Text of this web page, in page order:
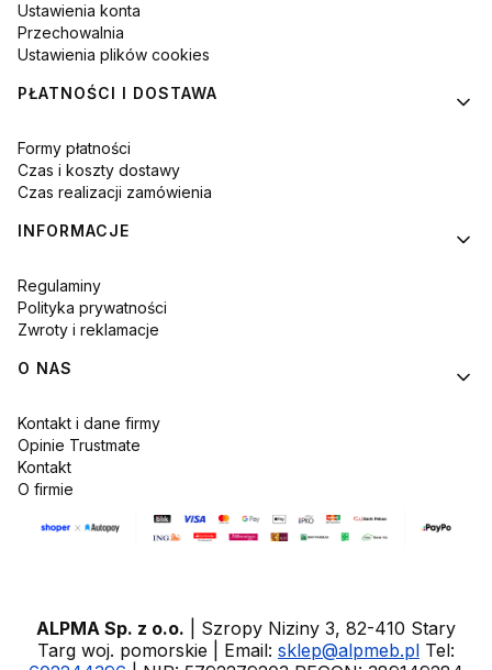
Ustawienia konta
Przechowalnia
Ustawienia plików cookies
PŁATNOŚCI I DOSTAWA
Formy płatności
Czas i koszty dostawy
Czas realizacji zamówienia
INFORMACJE
Regulaminy
Polityka prywatności
Zwroty i reklamacje
O NAS
Kontakt i dane firmy
Opinie Trustmate
Kontakt
O firmie
ALPMA Sp. z o.o. | Szropy Niziny 3, 82-410 Stary
Targ woj. pomorskie | Email: sklep@alpmeb.pl Tel: